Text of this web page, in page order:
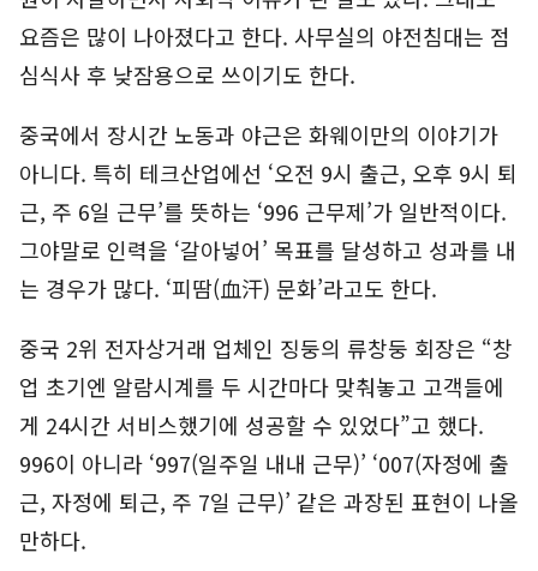
요즘은 많이 나아졌다고 한다. 사무실의 야전침대는 점
심식사 후 낮잠용으로 쓰이기도 한다.
중국에서 장시간 노동과 야근은 화웨이만의 이야기가
아니다. 특히 테크산업에선 ‘오전 9시 출근, 오후 9시 퇴
근, 주 6일 근무’를 뜻하는 ‘996 근무제’가 일반적이다.
그야말로 인력을 ‘갈아넣어’ 목표를 달성하고 성과를 내
는 경우가 많다. ‘피땀(血汗) 문화’라고도 한다.
중국 2위 전자상거래 업체인 징둥의 류창둥 회장은 “창
업 초기엔 알람시계를 두 시간마다 맞춰놓고 고객들에
게 24시간 서비스했기에 성공할 수 있었다”고 했다.
996이 아니라 ‘997(일주일 내내 근무)’ ‘007(자정에 출
근, 자정에 퇴근, 주 7일 근무)’ 같은 과장된 표현이 나올
만하다.